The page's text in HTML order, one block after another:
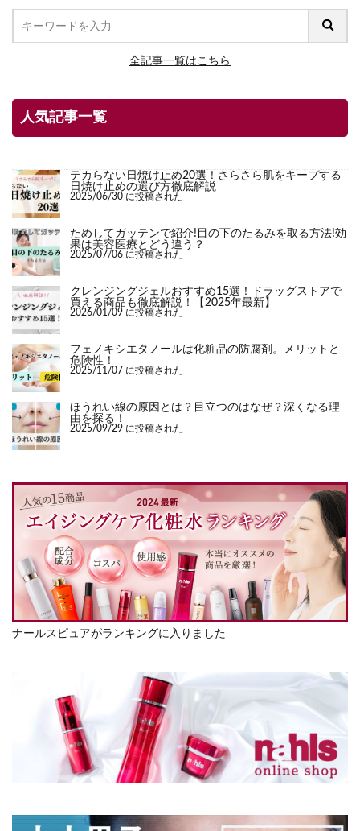
全記事一覧はこちら
人気記事一覧
テカらない日焼け止め20選！さらさら肌をキープする
日焼け止めの選び方徹底解説
2025/06/30 に投稿された
ためしてガッテンで紹介!目の下のたるみを取る方法!効
果は美容医療とどう違う？
2025/07/06 に投稿された
クレンジングジェルおすすめ15選！ドラッグストアで
買える商品も徹底解説！【2025年最新】
2026/01/09 に投稿された
フェノキシエタノールは化粧品の防腐剤。メリットと
危険性！
2025/11/07 に投稿された
ほうれい線の原因とは？目立つのはなぜ？深くなる理
由を探る！
2025/09/29 に投稿された
ナールスピュアがランキングに入りました